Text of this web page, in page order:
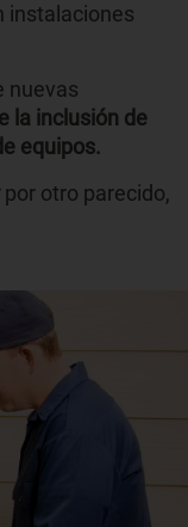
instalaciones
nuevas
la inclusión de
equipos.
por otro parecido,